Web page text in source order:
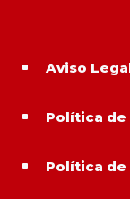
^ Aviso
^ Política de
^ Política de